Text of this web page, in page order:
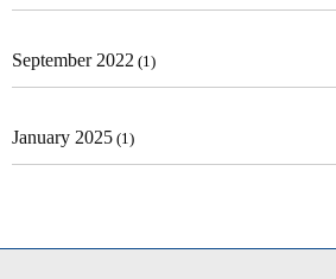
September 2022 (1)
January 2025 (1)